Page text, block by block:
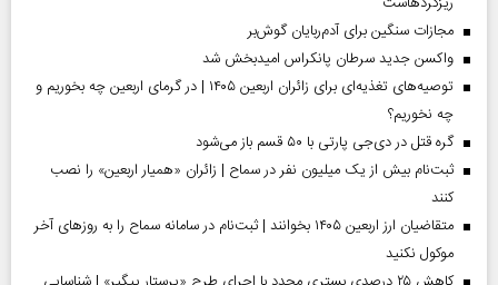
مجازات سنگین برای آدم‌ربایان گوش‌بر
واکسن جدید سرطان پانکراس امیدبخش شد
توصیه‌های تغذیه‌ای برای زائران اربعین ۱۴۰۵ | در گرمای اربعین چه بخوریم و
چه نخوریم؟
گره قتل در دی‌جی پارتی با ۵۰ قسم باز می‌شود
ثبت‌نام بیش از یک میلیون نفر در سماح | زائران «همیار اربعین» را نصب
کنند
متقاضیان ارز اربعین ۱۴۰۵ بخوانند | ثبت‌نام در سامانه سماح را به روز‌های آخر
موکول نکنید